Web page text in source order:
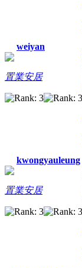
weiyan
置業安居
kwongyauleung
置業安居